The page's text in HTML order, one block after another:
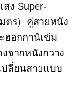
ง Super-
มตร) คู่สายหนัง
ฮอกกานีเข้ม
จากหนังกวาง
ปลี่ยนสายแบบ